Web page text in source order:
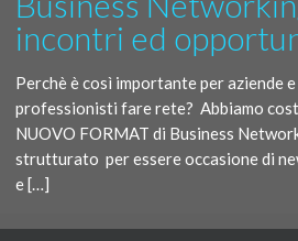
incontri ed
Perchè è così importante per aziende e
professionisti fare rete? Abbiamo
NUOVO FORMAT di Business
strutturato per essere occasione di
e […]